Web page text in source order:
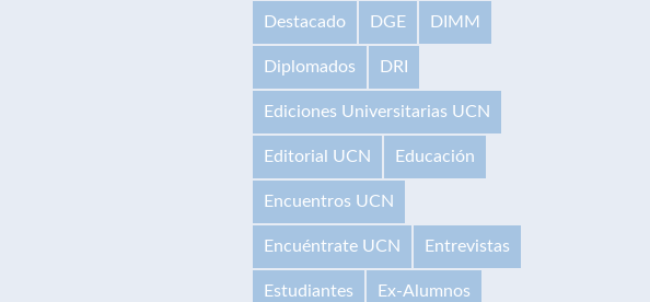
Destacado DGE DIMM
Diplomados DRI
Ediciones Universitarias UCN
Editorial UCN Educación
Encuentros UCN
Encuéntrate UCN Entrevistas
Estudiantes Ex-Alumnos